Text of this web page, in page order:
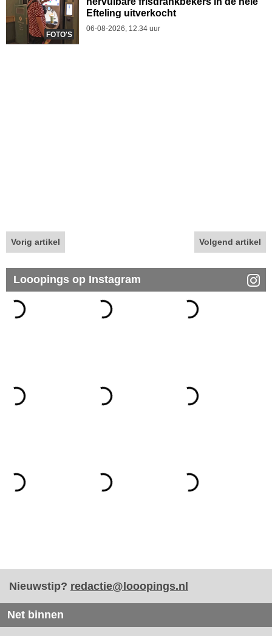
FOTO'S
Efteling uitverkocht
06-08-2026, 12.34 uur
Vorig artikel Volgend artikel
Looopings op Instagram
Nieuwstip? redactie@looopings.nl
Net binnen